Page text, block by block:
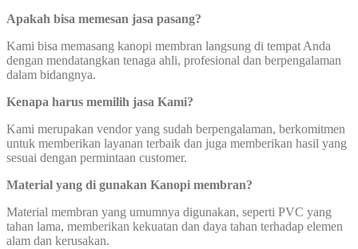
Apakah bisa memesan jasa pasang?
Kami bisa memasang kanopi membran langsung di tempat Anda
dengan mendatangkan tenaga ahli, profesional dan berpengalaman
dalam bidangnya.
Kenapa harus memilih jasa Kami?
Kami merupakan vendor yang sudah berpengalaman, berkomitmen
untuk memberikan layanan terbaik dan juga memberikan hasil yang
sesuai dengan permintaan customer.
Material yang di gunakan Kanopi membran?
Material membran yang umumnya digunakan, seperti PVC yang
tahan lama, memberikan kekuatan dan daya tahan terhadap elemen
alam dan kerusakan.